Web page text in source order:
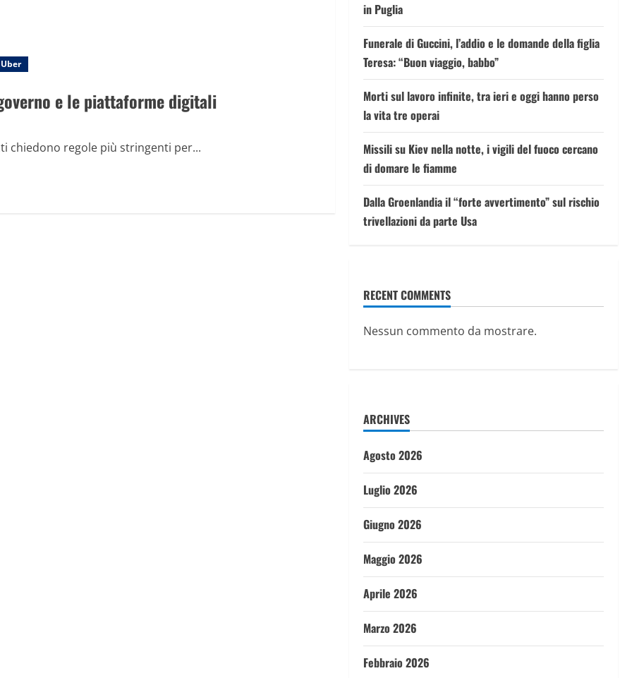
Uber
e le piattaforme digitali
chiedono regole più stringenti per...
in Puglia
Funerale di Guccini, l’addio e le domande della figlia
Teresa: “Buon viaggio, babbo”
Morti sul lavoro infinite, tra ieri e oggi hanno perso
la vita tre operai
Missili su Kiev nella notte, i vigili del fuoco cercano
di domare le fiamme
Dalla Groenlandia il “forte avvertimento” sul rischio
trivellazioni da parte Usa
RECENT COMMENTS
Nessun commento da mostrare.
ARCHIVES
Agosto 2026
Luglio 2026
Giugno 2026
Maggio 2026
Aprile 2026
Marzo 2026
Febbraio 2026